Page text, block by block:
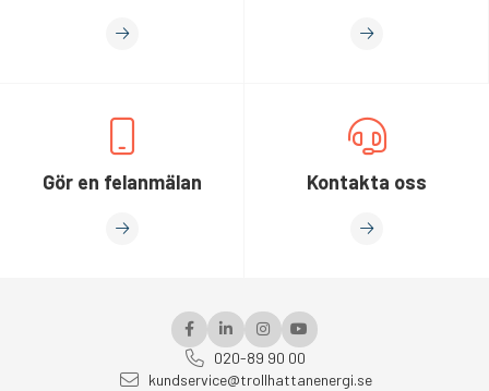
Gör en felanmälan Kontakta oss
020-89 90 00
kundservice@trollhattanenergi.se